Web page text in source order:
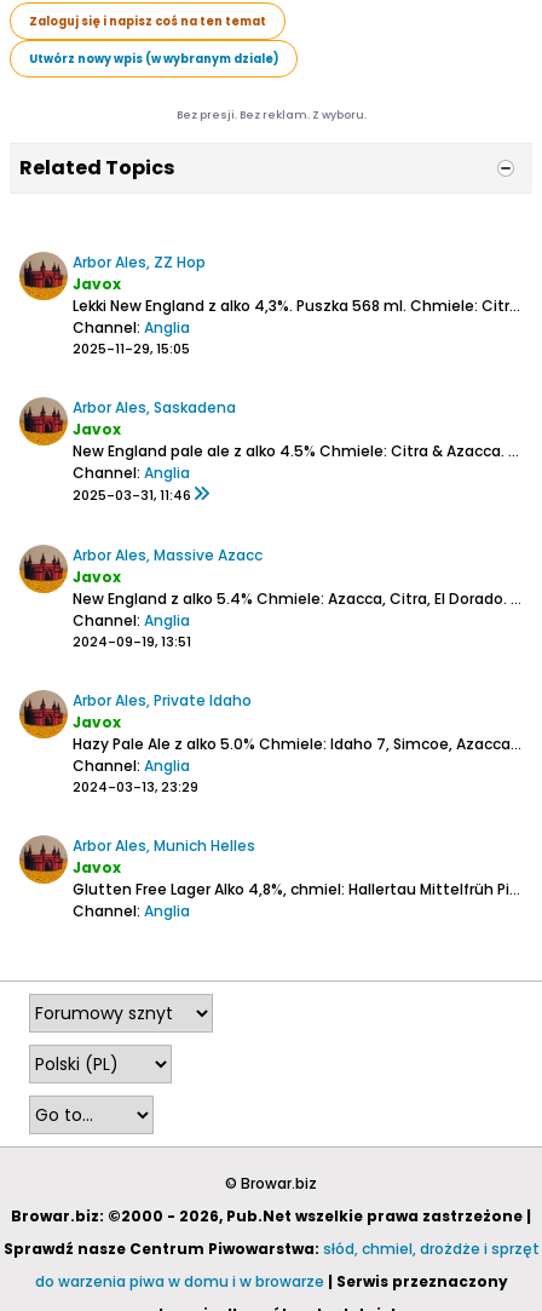
Zaloguj się i napisz coś na ten temat
Utwórz nowy wpis (w wybranym dziale)
Bez presji. Bez reklam. Z wyboru.
Related Topics
Arbor Ales, ZZ Hop
Javox
Lekki New England z alko 4,3%. Puszka 568 ml. Chmiele: Citra, Mosaic.
Channel: Anglia
2025-11-29, 15:05
Arbor Ales, Saskadena
Javox
New England pale ale z alko 4.5% Chmiele: Citra & Azacca.
Channel: Anglia
2025-03-31, 11:46
Arbor Ales, Massive Azacc
Javox
New England z alko 5.4% Chmiele: Azacca, Citra, El Dorado.
Channel: Anglia
2024-09-19, 13:51
Arbor Ales, Private Idaho
Javox
Hazy Pale Ale z alko 5.0% Chmiele: Idaho 7, Simcoe, Azacca, Talus.
Channel: Anglia
2024-03-13, 23:29
Arbor Ales, Munich Helles
Javox
Glutten Free LagerAlko 4,8%, chmiel: Hallertau MittelfrühPiana - na dłużej pełna warstewka.
Channel: Anglia
© Browar.biz
Browar.biz: ©2000 - 2026, Pub.Net wszelkie prawa zastrzeżone |
Sprawdź nasze Centrum Piwowarstwa: słód, chmiel, drożdże i sprzęt
do warzenia piwa w domu i w browarze | Serwis przeznaczony